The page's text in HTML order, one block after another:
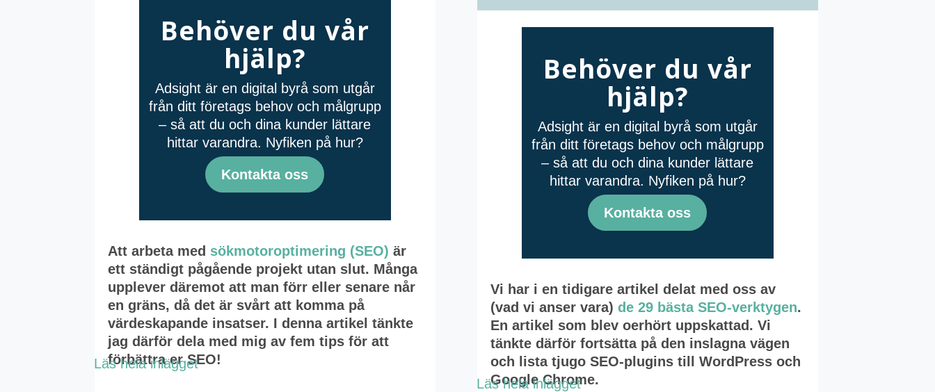
Behöver du vår
hjälp?
Adsight är en digital byrå som utgår
från ditt företags behov och målgrupp
– så att du och dina kunder lättare
hittar varandra. Nyfiken på hur?
Kontakta oss
Att arbeta med sökmotoroptimering (SEO) är
ett ständigt pågående projekt utan slut. Många
upplever däremot att man förr eller senare når
en gräns, då det är svårt att komma på
värdeskapande insatser. I denna artikel tänkte
jag därför dela med mig av fem tips för att
förbättra er SEO!
Läs hela inlägget
Behöver du vår
hjälp?
Adsight är en digital byrå som utgår
från ditt företags behov och målgrupp
– så att du och dina kunder lättare
hittar varandra. Nyfiken på hur?
Kontakta oss
Vi har i en tidigare artikel delat med oss av
(vad vi anser vara) de 29 bästa SEO-verktygen.
En artikel som blev oerhört uppskattad. Vi
tänkte därför fortsätta på den inslagna vägen
och lista tjugo SEO-plugins till WordPress och
Google Chrome.
Läs hela inlägget